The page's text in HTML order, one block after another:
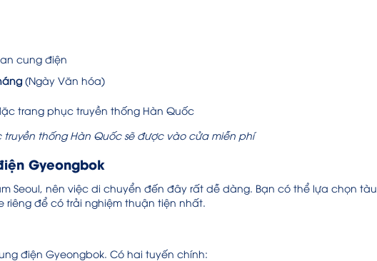
cung điện
(Ngày Văn hóa)
thống Hàn Quốc sẽ được vào cửa miễn phí
Gyeongbok
Seoul, nên việc di chuyển đến đây rất dễ dàng. Bạn có thể lựa chọn tàu
để có trải nghiệm thuận tiện nhất.
điện Gyeongbok. Có hai tuyến chính: